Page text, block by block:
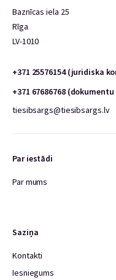
Baznīcas iela 25
Rīga
LV-1010
+371 25576154 (juridiska
+371 67686768
tiesibsargs@tiesibsargs.lv
Par iestādi
Par mums
Saziņa
Kontakti
Iesniegums